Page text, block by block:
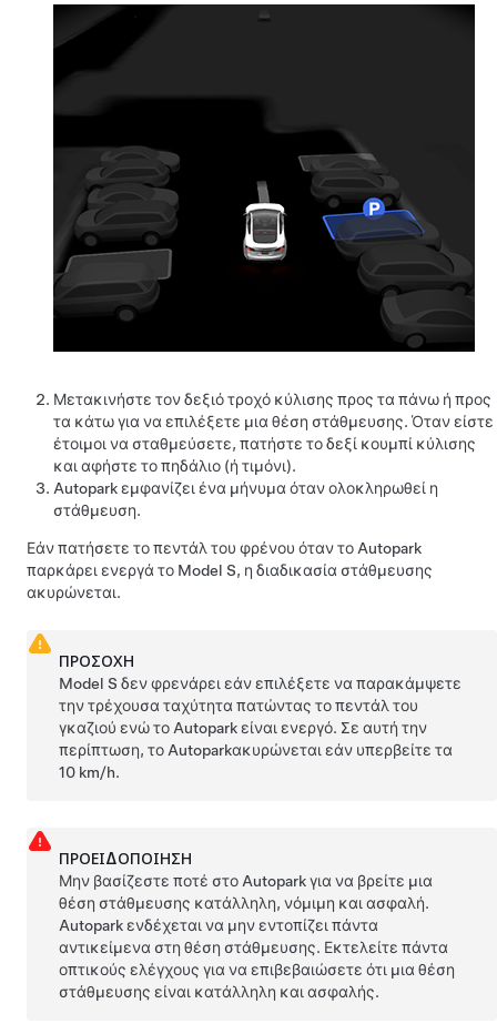
Μετακινήστε τον δεξιό τροχό κύλισης προς τα πάνω ή προς
τα κάτω για να επιλέξετε μια θέση στάθμευσης. Όταν είστε
έτοιμοι να σταθμεύσετε, πατήστε το δεξί κουμπί κύλισης
και αφήστε τοπηδάλιο (ή τιμόνι).
Autoparkεμφανίζει ένα μήνυμα όταν ολοκληρωθεί η
στάθμευση.
Εάν πατήσετε το πεντάλ του φρένου όταν το Autopark
παρκάρει ενεργά το Model S, η διαδικασία στάθμευσης
ακυρώνεται.
ΠΡΟΣΟΧΗ
Model S δεν φρενάρει εάν επιλέξετε να παρακάμψετε
την τρέχουσα ταχύτητα πατώντας το πεντάλ του
γκαζιού ενώ το Autoparkείναι ενεργό. Σε αυτή την
περίπτωση, το Autoparkακυρώνεται εάν υπερβείτε τα
10 km/h.
ΠΡΟΕΙΔΟΠΟΊΗΣΗ
Μην βασίζεστε ποτέ στο Autoparkγια να βρείτε μια
θέση στάθμευσης κατάλληλη, νόμιμη και ασφαλή.
Autoparkενδέχεται να μην εντοπίζει πάντα
αντικείμενα στη θέση στάθμευσης. Εκτελείτε πάντα
οπτικούς ελέγχους για να επιβεβαιώσετε ότι μια θέση
στάθμευσης είναι κατάλληλη και ασφαλής.